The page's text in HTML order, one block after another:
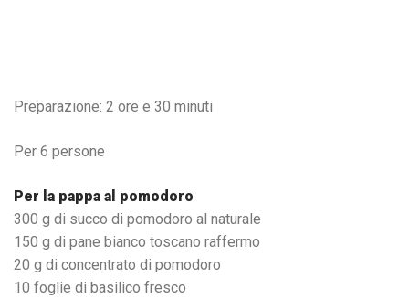
Preparazione: 2 ore e 30 minuti
Per 6 persone
Per la pappa al pomodoro
300 g di succo di pomodoro al naturale
150 g di pane bianco toscano raffermo
20 g di concentrato di pomodoro
10 foglie di basilico fresco